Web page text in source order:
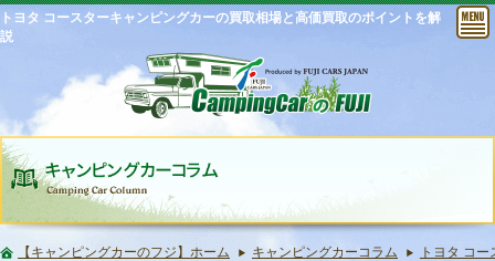
トヨタ コースターキャンピングカーの買取相場と高価買取のポイントを解
説
【キャンピングカーのフジ】ホーム キャンピングカーコラム トヨタ コ